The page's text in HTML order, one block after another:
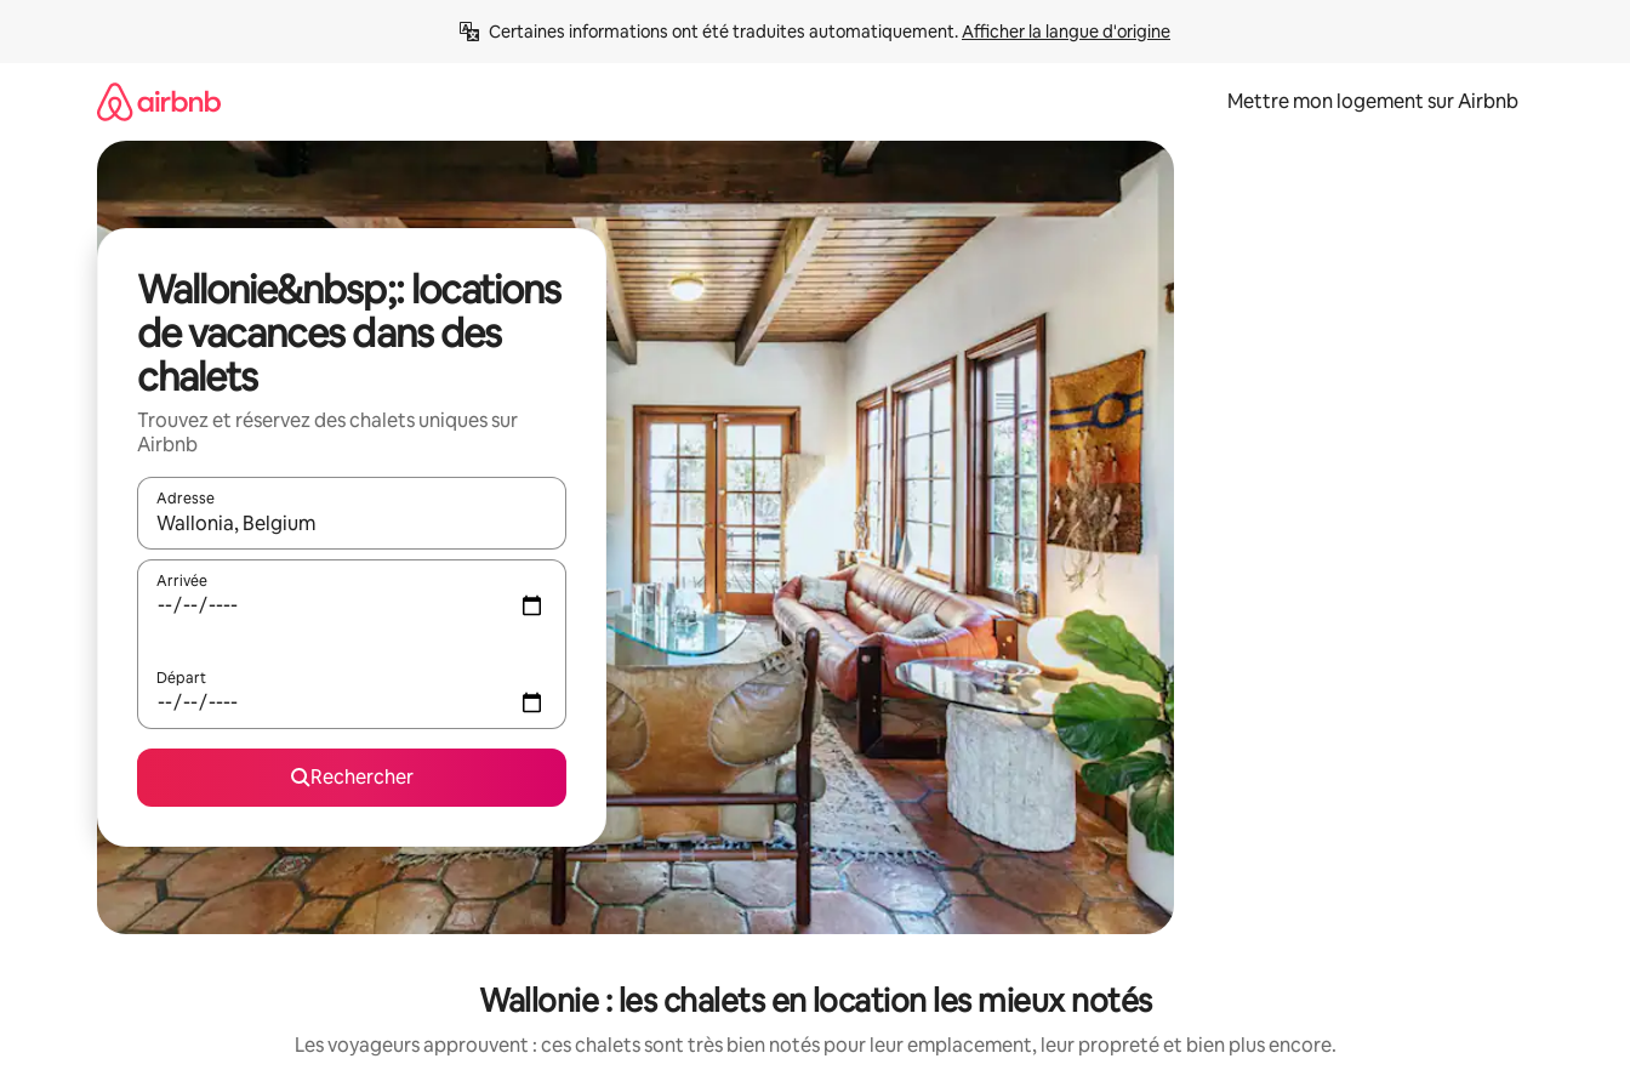
Certaines informations ont été traduites automatiquement. Afficher la langue d'origine
Mettre mon logement sur Airbnb
Wallonie&nbsp;: locations
de vacances dans des
chalets
Trouvez et réservez des chalets uniques sur
Airbnb
Adresse
Lorsque les résultats s'affichent, utilisez les flèches vers le haut et vers le bas pour les parcourir ou en appuyant et en faisant glisser.
Arrivée
Départ
Rechercher
Wallonie : les chalets en location les mieux notés
Les voyageurs approuvent : ces chalets sont très bien notés pour leur emplacement, leur propreté et bien plus encore.